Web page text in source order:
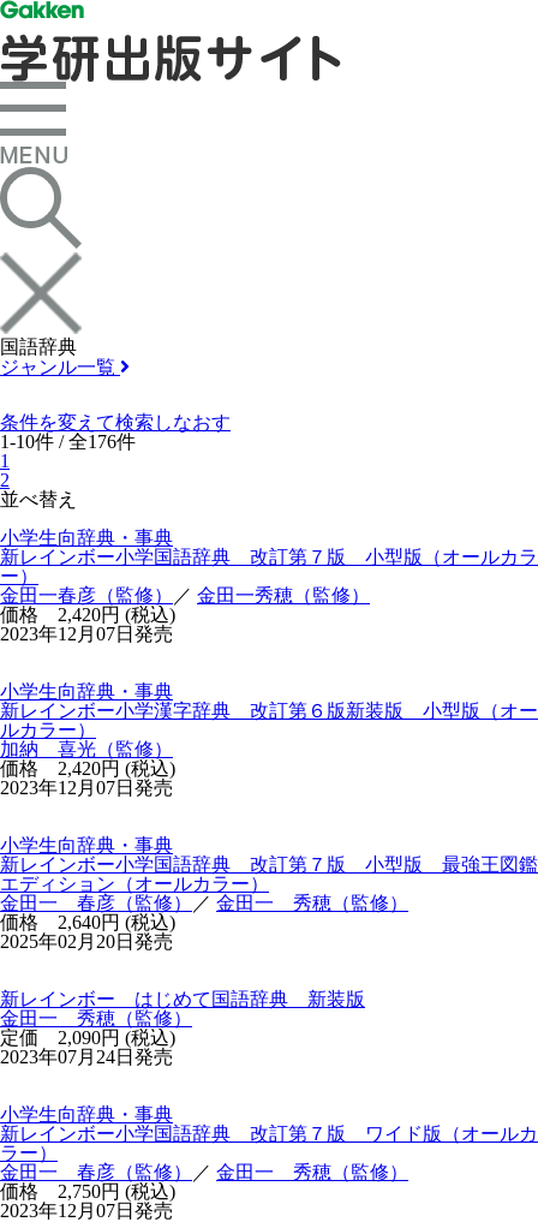
国語辞典
ジャンル一覧
条件を変えて検索しなおす
1-10件 / 全176件
1
2
並べ替え
小学生向辞典・事典
新レインボー小学国語辞典 改訂第７版 小型版（オールカラ
ー）
金田一春彦（監修）
／ 金田一秀穂（監修）
価格 2,420円 (税込)
2023年12月07日発売
小学生向辞典・事典
新レインボー小学漢字辞典 改訂第６版新装版 小型版（オー
ルカラー）
加納 喜光（監修）
価格 2,420円 (税込)
2023年12月07日発売
小学生向辞典・事典
新レインボー小学国語辞典 改訂第７版 小型版 最強王図鑑
エディション（オールカラー）
金田一 春彦（監修）
／ 金田一 秀穂（監修）
価格 2,640円 (税込)
2025年02月20日発売
新レインボー はじめて国語辞典 新装版
金田一 秀穂（監修）
定価 2,090円 (税込)
2023年07月24日発売
小学生向辞典・事典
新レインボー小学国語辞典 改訂第７版 ワイド版（オールカ
ラー）
金田一 春彦（監修）
／ 金田一 秀穂（監修）
価格 2,750円 (税込)
2023年12月07日発売